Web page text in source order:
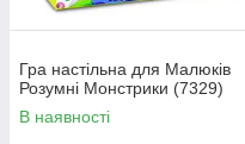
Гра настільна для Малюків
Розумні Монстрики (7329)
В наявності